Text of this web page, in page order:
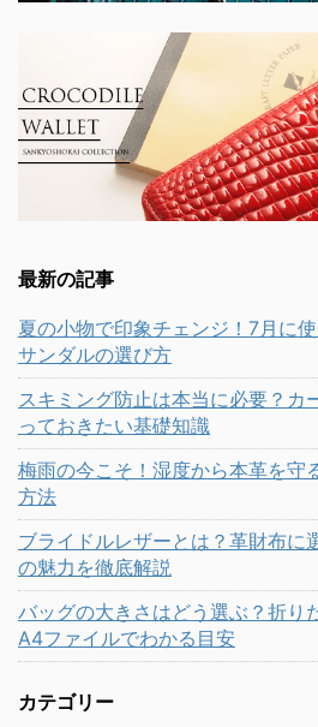
最新の記事
夏の小物で印象チェンジ！7月に
サンダルの選び方
スキミング防止は本当に必要？カ
っておきたい基礎知識
梅雨の今こそ！湿度から本革を守
方法
ブライドルレザーとは？革財布に
の魅力を徹底解説
バッグの大きさはどう選ぶ？折り
A4ファイルでわかる目安
カテゴリー